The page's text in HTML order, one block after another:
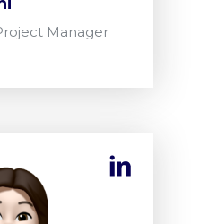
Manager